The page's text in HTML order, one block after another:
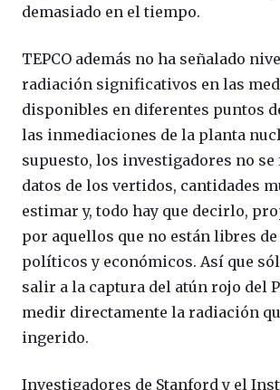
demasiado en el tiempo.
TEPCO además no ha señalado
radiación significativos en las
disponibles en diferentes puntos
las inmediaciones de la planta
supuesto, los investigadores no se
datos de los vertidos, cantidades
estimar y, todo hay que decirlo,
por aquellos que no están libres
políticos y económicos. Así que
salir a la captura del atún rojo del
medir directamente la radiación
ingerido.
Investigadores de Stanford y el